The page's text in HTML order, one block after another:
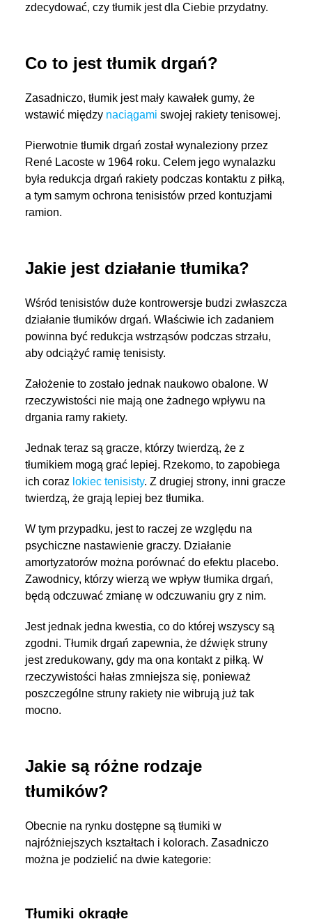
zdecydować, czy tłumik jest dla Ciebie przydatny.
Co to jest tłumik drgań?
Zasadniczo, tłumik jest mały kawałek gumy, że
wstawić między naciągami swojej rakiety tenisowej.
Pierwotnie tłumik drgań został wynaleziony przez
René Lacoste w 1964 roku. Celem jego wynalazku
była redukcja drgań rakiety podczas kontaktu z piłką,
a tym samym ochrona tenisistów przed kontuzjami
ramion.
Jakie jest działanie tłumika?
Wśród tenisistów duże kontrowersje budzi zwłaszcza
działanie tłumików drgań. Właściwie ich zadaniem
powinna być redukcja wstrząsów podczas strzału,
aby odciążyć ramię tenisisty.
Założenie to zostało jednak naukowo obalone. W
rzeczywistości nie mają one żadnego wpływu na
drgania ramy rakiety.
Jednak teraz są gracze, którzy twierdzą, że z
tłumikiem mogą grać lepiej. Rzekomo, to zapobiega
ich coraz lokiec tenisisty. Z drugiej strony, inni gracze
twierdzą, że grają lepiej bez tłumika.
W tym przypadku, jest to raczej ze względu na
psychiczne nastawienie graczy. Działanie
amortyzatorów można porównać do efektu placebo.
Zawodnicy, którzy wierzą we wpływ tłumika drgań,
będą odczuwać zmianę w odczuwaniu gry z nim.
Jest jednak jedna kwestia, co do której wszyscy są
zgodni. Tłumik drgań zapewnia, że dźwięk struny
jest zredukowany, gdy ma ona kontakt z piłką. W
rzeczywistości hałas zmniejsza się, ponieważ
poszczególne struny rakiety nie wibrują już tak
mocno.
Jakie są różne rodzaje
tłumików?
Obecnie na rynku dostępne są tłumiki w
najróżniejszych kształtach i kolorach. Zasadniczo
można je podzielić na dwie kategorie:
Tłumiki okrągłe